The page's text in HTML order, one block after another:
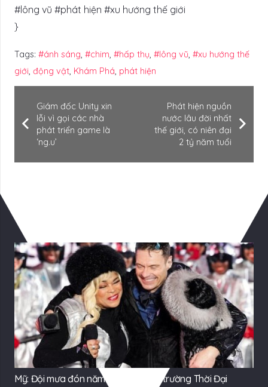
#lông vũ #phát hiện #xu hướng thế giới
}
Tags: #ánh sáng, #chim, #hấp thụ, #lông vũ, #xu hướng thế
giới, động vật, Khám Phá, phát hiện
Giám đốc Unity xin
lỗi vì gọi các nhà
phát triển game là
‘ng.u’
Phát hiện nguồn
nước lâu đời nhất
thế giới, có niên đại
2 tỷ năm tuổi
Mỹ: Đội mưa đón năm mới ở quảng trường Thời Đại